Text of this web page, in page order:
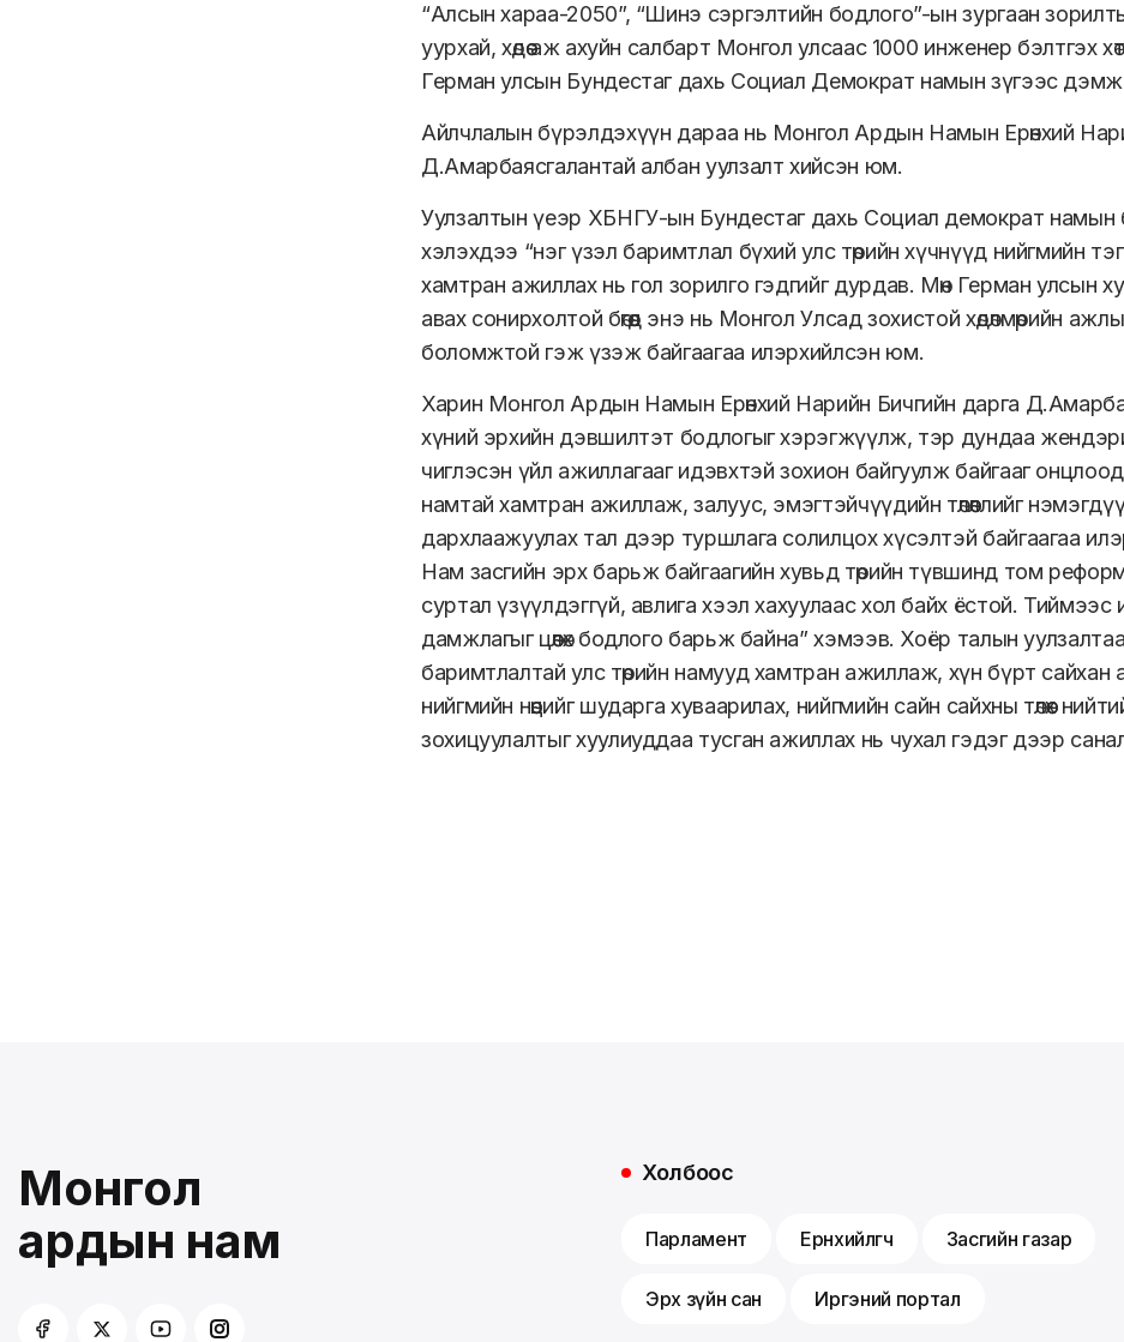
“Алсын хараа-2050”, “Шинэ сэргэлтийн бодлого”-ын зургаан
уурхай, хөдөө аж ахуйн салбарт Монгол улсаас 1000 инженер бэлтгэх
Герман улсын Бундестаг дахь Социал Демократ намын зүгээс
Айлчлалын бүрэлдэхүүн дараа нь Монгол Ардын Намын Ерөнхий
Д.Амарбаясгалантай албан уулзалт хийсэн юм.
Уулзалтын үеэр ХБНГУ-ын Бундестаг дахь Социал демократ
хэлэхдээ “нэг үзэл баримтлал бүхий улс төрийн хүчнүүд нийгмийн
хамтран ажиллах нь гол зорилго гэдгийг дурдав. Мөн Герман улсын
авах сонирхолтой бөгөөд энэ нь Монгол Улсад зохистой хөдөлмөрийн
боломжтой гэж үзэж байгаагаа илэрхийлсэн юм.
Харин Монгол Ардын Намын Ерөнхий Нарийн Бичгийн дарга
хүний эрхийн дэвшилтэт бодлогыг хэрэгжүүлж, тэр дундаа
чиглэсэн үйл ажиллагааг идэвхтэй зохион байгуулж байгааг
намтай хамтран ажиллаж, залуус, эмэгтэйчүүдийн төлөөллийг
дархлаажуулах тал дээр туршлага солилцох хүсэлтэй байгаагаа
Нам засгийн эрх барьж байгаагийн хувьд төрийн түвшинд том
суртал үзүүлдэггүй, авлига хээл хахуулаас хол байх ёстой.
дамжлагыг цөөлөх бодлого барьж байна” хэмээв. Хоёр талын
баримтлалтай улс төрийн намууд хамтран ажиллаж, хүн бүрт
нийгмийн нөөцийг шударга хуваарилах, нийгмийн сайн сайхны төлөөх
зохицуулалтыг хуулиуддаа тусган ажиллах нь чухал гэдэг дээр
Монгол
ардын нам
Холбоос
Парламент Ерөнхийлөгч Засгийн газар
Эрх зүйн сан Иргэний портал